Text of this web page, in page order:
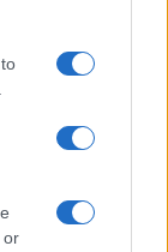
or
sicuri,